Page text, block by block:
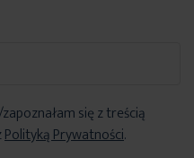
się z treścią
Polityką Prywatności.